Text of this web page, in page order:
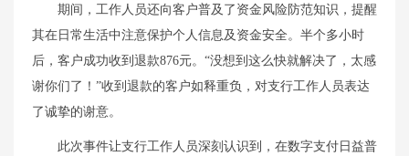
期间，工作人员还向客户普及了资金风险防范知识，提醒
其在日常生活中注意保护个人信息及资金安全。半个多小时
后，客户成功收到退款876元。“没想到这么快就解决了，太感
谢你们了！”收到退款的客户如释重负，对支行工作人员表达
了诚挚的谢意。
此次事件让支行工作人员深刻认识到，在数字支付日益普